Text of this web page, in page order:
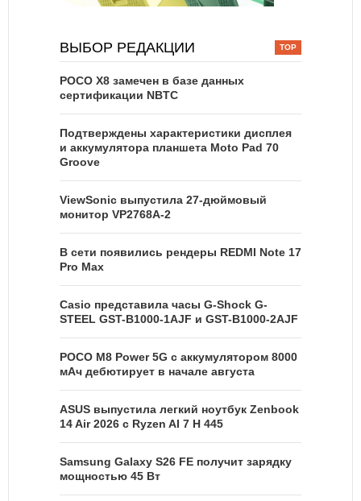
ВЫБОР РЕДАКЦИИ
POCO X8 замечен в базе данных
сертификации NBTC
Подтверждены характеристики дисплея
и аккумулятора планшета Moto Pad 70
Groove
ViewSonic выпустила 27-дюймовый
монитор VP2768A-2
В сети появились рендеры REDMI Note 17
Pro Max
Casio представила часы G-Shock G-
STEEL GST-B1000-1AJF и GST-B1000-2AJF
POCO M8 Power 5G с аккумулятором 8000
мАч дебютирует в начале августа
ASUS выпустила легкий ноутбук Zenbook
14 Air 2026 с Ryzen AI 7 H 445
Samsung Galaxy S26 FE получит зарядку
мощностью 45 Вт